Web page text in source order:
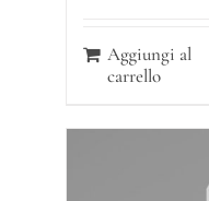
Aggiungi al
carrello